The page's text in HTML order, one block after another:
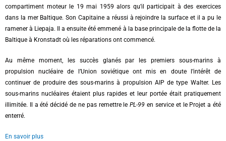
compartiment moteur le 19 mai 1959 alors qu’il participait à des exercices
dans la mer Baltique. Son Capitaine a réussi à rejoindre la surface et il a pu le
ramener à Liepaja. Il a ensuite été emmené à la base principale de la flotte de la
Baltique à Kronstadt où les réparations ont commencé.
Au même moment, les succès glanés par les premiers sous-marins à
propulsion nucléaire de l’Union soviétique ont mis en doute l’intérêt de
continuer de produire des sous-marins à propulsion AIP de type Walter. Les
sous-marins nucléaires étaient plus rapides et leur portée était pratiquement
illimitée. Il a été décidé de ne pas remettre lePL-99 en service et le Projet a été
enterré.
En savoir plus